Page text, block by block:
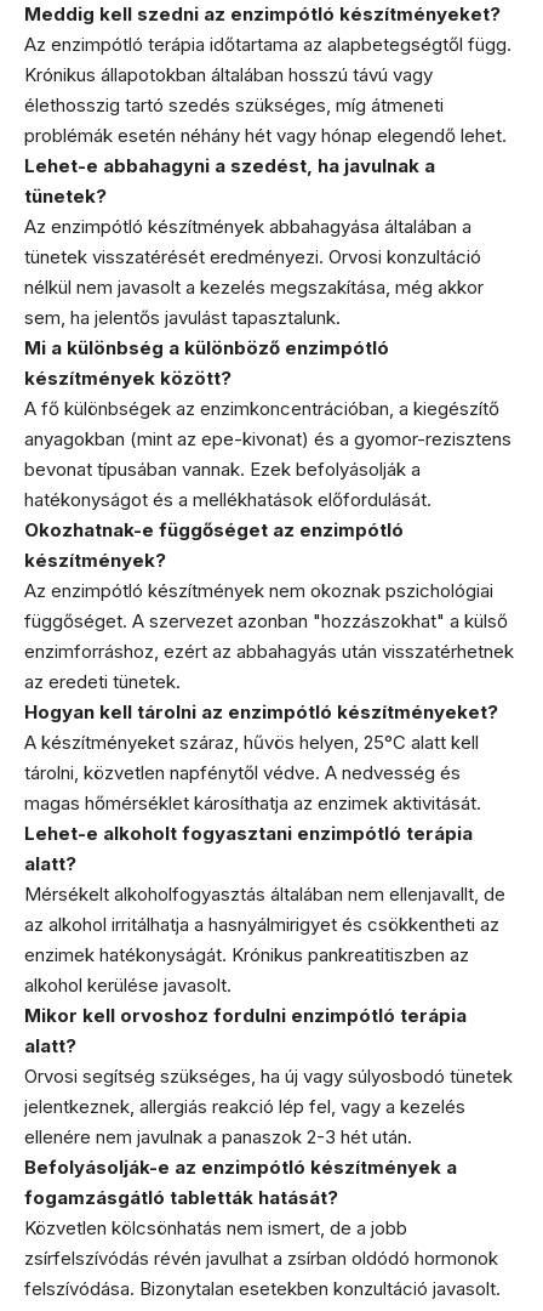
Meddig kell szedni az enzimpótló készítményeket?
Az enzimpótló terápia időtartama az alapbetegségtől függ.
Krónikus állapotokban általában hosszú távú vagy
élethosszig tartó szedés szükséges, míg átmeneti
problémák esetén néhány hét vagy hónap elegendő lehet.
Lehet-e abbahagyni a szedést, ha javulnak a
tünetek?
Az enzimpótló készítmények abbahagyása általában a
tünetek visszatérését eredményezi. Orvosi konzultáció
nélkül nem javasolt a kezelés megszakítása, még akkor
sem, ha jelentős javulást tapasztalunk.
Mi a különbség a különböző enzimpótló
készítmények között?
A fő különbségek az enzimkoncentrációban, a kiegészítő
anyagokban (mint az epe-kivonat) és a gyomor-rezisztens
bevonat típusában vannak. Ezek befolyásolják a
hatékonyságot és a mellékhatások előfordulását.
Okozhatnak-e függőséget az enzimpótló
készítmények?
Az enzimpótló készítmények nem okoznak pszichológiai
függőséget. A szervezet azonban "hozzászokhat" a külső
enzimforráshoz, ezért az abbahagyás után visszatérhetnek
az eredeti tünetek.
Hogyan kell tárolni az enzimpótló készítményeket?
A készítményeket száraz, hűvös helyen, 25°C alatt kell
tárolni, közvetlen napfénytől védve. A nedvesség és
magas hőmérséklet károsíthatja az enzimek aktivitását.
Lehet-e alkoholt fogyasztani enzimpótló terápia
alatt?
Mérsékelt alkoholfogyasztás általában nem ellenjavallt, de
az alkohol irritálhatja a hasnyálmirigyet és csökkentheti az
enzimek hatékonyságát. Krónikus pankreatitiszben az
alkohol kerülése javasolt.
Mikor kell orvoshoz fordulni enzimpótló terápia
alatt?
Orvosi segítség szükséges, ha új vagy súlyosbodó tünetek
jelentkeznek, allergiás reakció lép fel, vagy a kezelés
ellenére nem javulnak a panaszok 2-3 hét után.
Befolyásolják-e az enzimpótló készítmények a
fogamzásgátló tabletták hatását?
Közvetlen kölcsönhatás nem ismert, de a jobb
zsírfelszívódás révén javulhat a zsírban oldódó hormonok
felszívódása. Bizonytalan esetekben konzultáció javasolt.